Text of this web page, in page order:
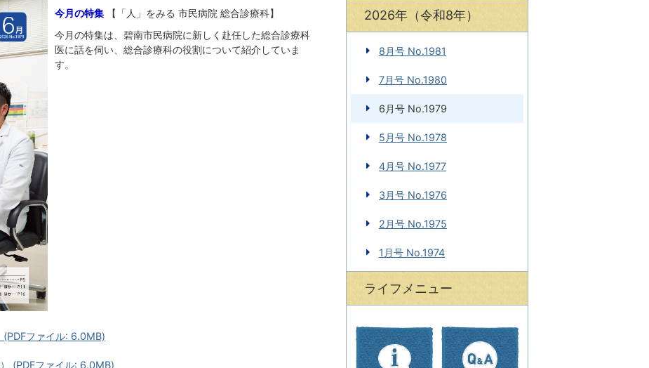
今月の特集 【「人」をみる 市民病院 総合診療科】
今月の特集は、碧南市民病院に新しく赴任した総合診療科
医に話を伺い、総合診療科の役割について紹介していま
す。
(PDFファイル: 6.0MB)
(PDFファイル: 6.0MB)
2026年（令和8年）
8月号 No.1981
7月号 No.1980
6月号 No.1979
5月号 No.1978
4月号 No.1977
3月号 No.1976
2月号 No.1975
1月号 No.1974
ライフメニュー